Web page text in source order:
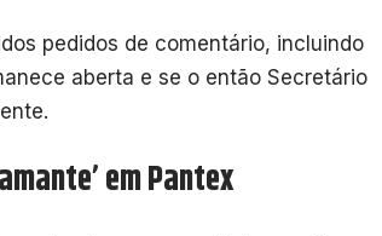
pedidos de comentário, incluindo
aberta e se o então Secretário
em Pantex